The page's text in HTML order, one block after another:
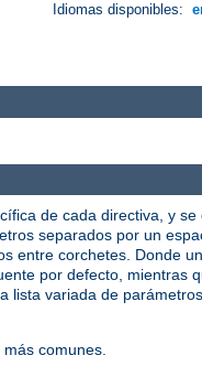
Idiomas disponibles:
de cada directiva, y
separados por un
entre corchetes. Donde
por defecto, mientras
lista variada de
comunes.